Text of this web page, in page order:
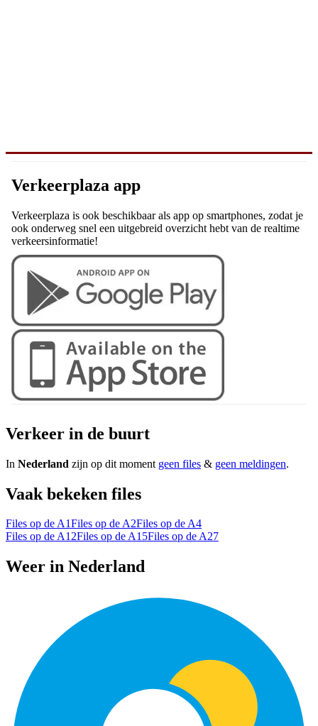
Verkeerplaza app
Verkeerplaza is ook beschikbaar als app op smartphones, zodat je
ook onderweg snel een uitgebreid overzicht hebt van de realtime
verkeersinformatie!
Verkeer in de buurt
In Nederland zijn op dit moment geen files & geen meldingen.
Vaak bekeken files
Files op de A1Files op de A2Files op de A4
Files op de A12Files op de A15Files op de A27
Weer in Nederland